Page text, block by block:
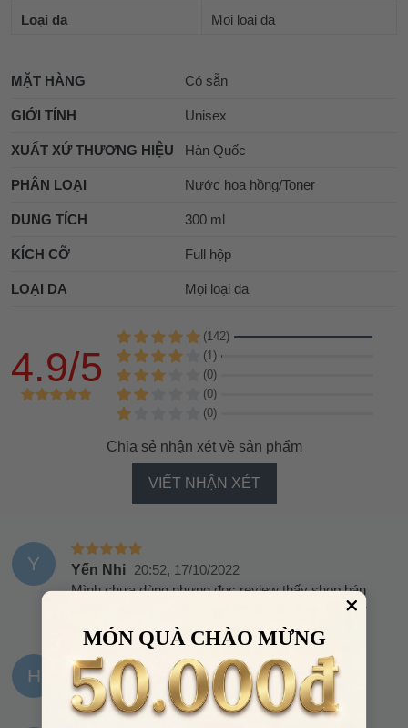
Loại da
Mọi loại da
MẶT HÀNG Có sẵn
GIỚI TÍNH Unisex
XUẤT XỨ THƯƠNG HIỆU Hàn Quốc
PHÂN LOẠI Nước hoa hồng/Toner
DUNG TÍCH 300 ml
KÍCH CỠ Full hộp
LOẠI DA Mọi loại da
4.9/5
(142)
(1)
(0)
(0)
(0)
Chia sẻ nhận xét về sản phẩm
VIẾT NHẬN XÉT
Y Yến Nhi 20:52, 17/10/2022
Mình chưa dùng nhưng đọc review thấy shop bán
hàng cam kết chính hãng nên rất yên tâm. sau sử
dụng sẽ review về sản phẩm>>>
H Hào 21:09, 14/10/2022
Shop phục vụ rất tốt
MÓN QUÀ CHÀO MỪNG